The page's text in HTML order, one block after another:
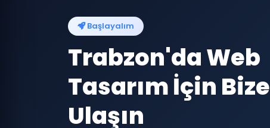
Başlayalım
Trabzon'da Web
Tasarım İçin Bize
Ulaşın